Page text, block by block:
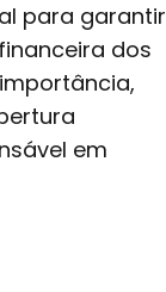
para garantir
dos
em